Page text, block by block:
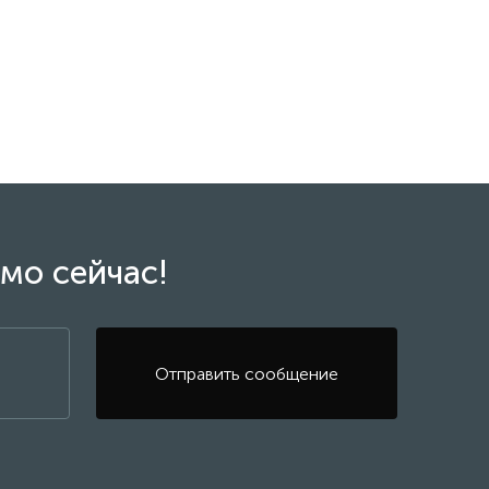
сейчас!
Отправить сообщение